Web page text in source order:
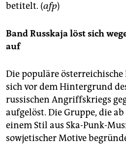
betitelt. (afp)
Band Russkaja löst sich
auf
Die populäre österreichische
sich vor dem Hintergrund
russischen Angriffskriegs
aufgelöst. Die Gruppe, die
einem Stil aus Ska-Punk-
sowjetischer Motive